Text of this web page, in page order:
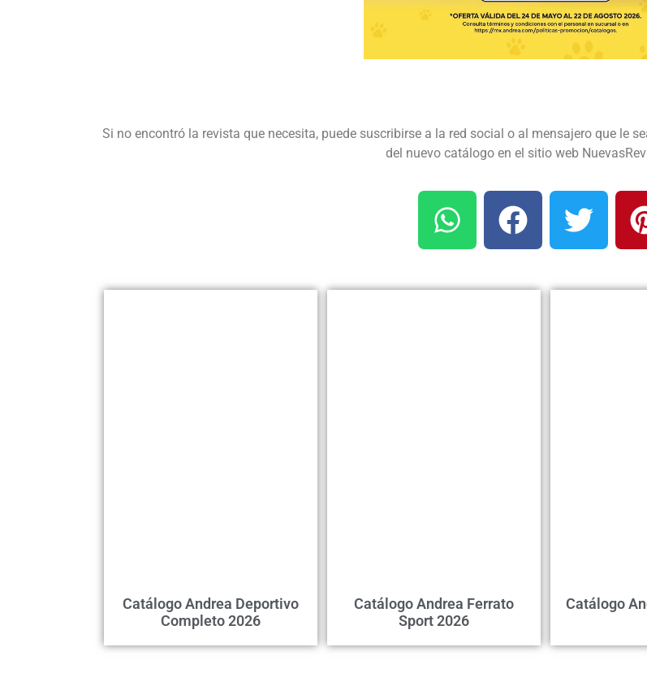
Si no encontró la revista que necesita, puede suscribirse a la red social o al mensajero que le
del nuevo catálogo en el sitio web
Catálogo Andrea Deportivo
Completo 2026
Catálogo Andrea Ferrato
Sport 2026
Catálogo